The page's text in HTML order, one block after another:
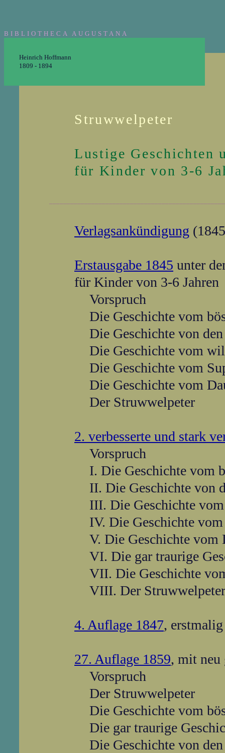
BIBLIOTHECA AUGUSTANA
Heinrich Hoffmann
1809 - 1894
Struwwelpeter
Lustige
für Kinder von 3-6
Verlagsankündigung
Erstausgabe 1845 unter
für Kinder von 3-6 Jahren
Vorspruch
Die Geschichte vom
Die Geschichte von
Die Geschichte vom
Die Geschichte vom
Die Geschichte vom
Der Struwwelpeter
2. verbesserte und stark
Vorspruch
I. Die Geschichte vom
II. Die Geschichte von
III. Die Geschichte
IV. Die Geschichte
V. Die Geschichte vom
VI. Die gar traurige
VII. Die Geschichte
VIII. Der Struwwelpeter
4. Auflage 1847,
27. Auflage 1859, mit neu
Vorspruch
Der Struwwelpeter
Die Geschichte vom
Die gar traurige
Die Geschichte von